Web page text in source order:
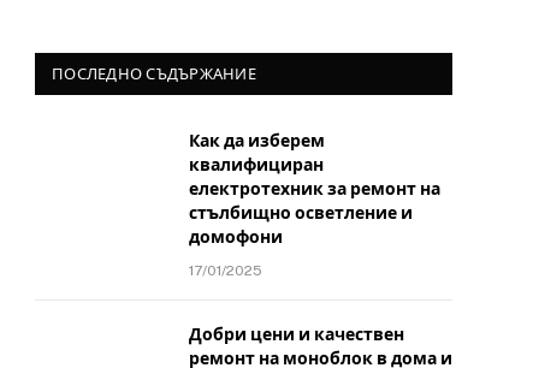
ПОСЛЕДНО СЪДЪРЖАНИЕ
Как да изберем
квалифициран
електротехник за ремонт на
стълбищно осветление и
домофони
17/01/2025
Добри цени и качествен
ремонт на моноблок в дома и